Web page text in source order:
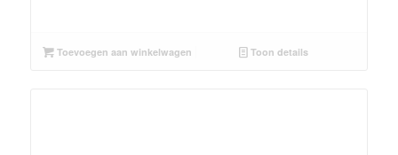
Toevoegen aan winkelwagen Toon details